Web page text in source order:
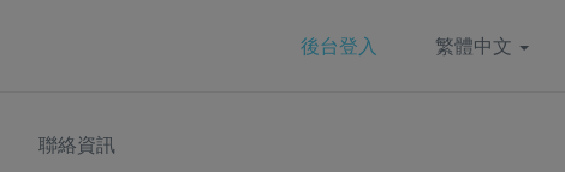
後台登入 繁體中文
聯絡資訊